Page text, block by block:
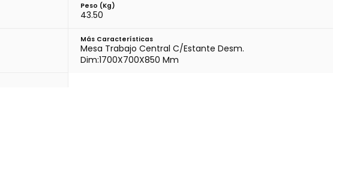
Peso (kg)
43.50
Más Características
Mesa Trabajo Central C/Estante Desm.
Dim:1700X700X850 Mm